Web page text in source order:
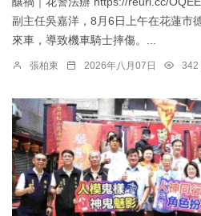
副主任吳嘉洋，8月6日上午在花蓮市
來車，導致機車騎士摔傷。...
張柏東 2026年八月07日 342